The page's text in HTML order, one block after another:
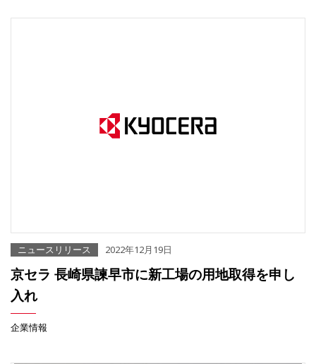
ニュースリリース 2022年12月19日
京セラ 長崎県諫早市に新工場の用地取得を申し
入れ
企業情報